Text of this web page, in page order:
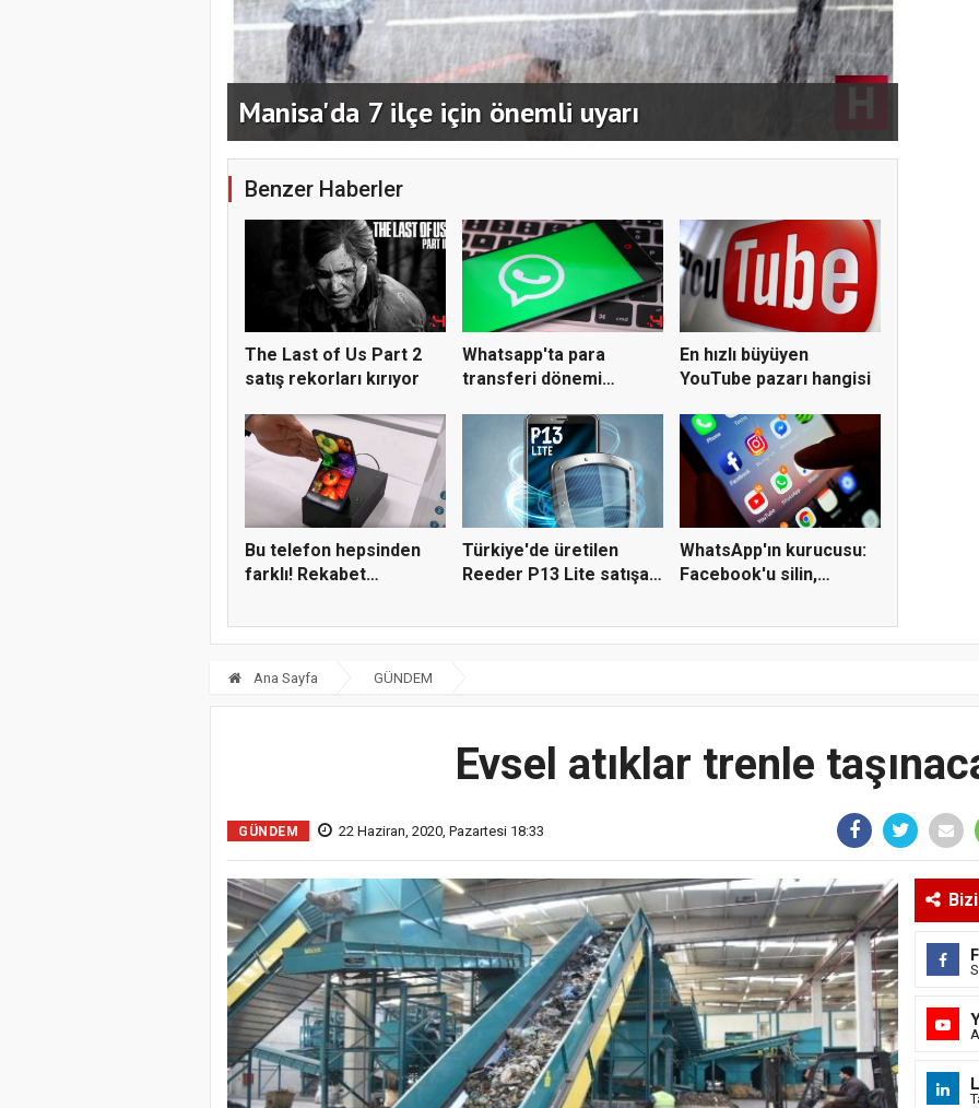
Manisa'da 7 ilçe için önemli uyarı
Benzer Haberler
The Last of Us Part 2
satış rekorları kırıyor
Whatsapp'ta para
transferi dönemi
En hızlı büyüyen
YouTube pazarı hangisi
Bu telefon hepsinden
farklı! Rekabet
Türkiye'de üretilen
Reeder P13 Lite satışa
WhatsApp'ın kurucusu:
Facebook'u silin,
Ana Sayfa GÜNDEM
Evsel atıklar trenle
GÜNDEM 22 Haziran, 2020, Pazartesi 18:33